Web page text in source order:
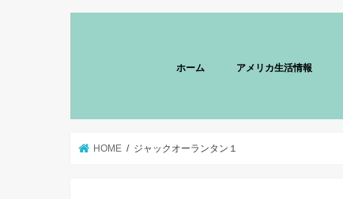
ホーム アメリカ生活情報
HOME ジャックオーランタン１